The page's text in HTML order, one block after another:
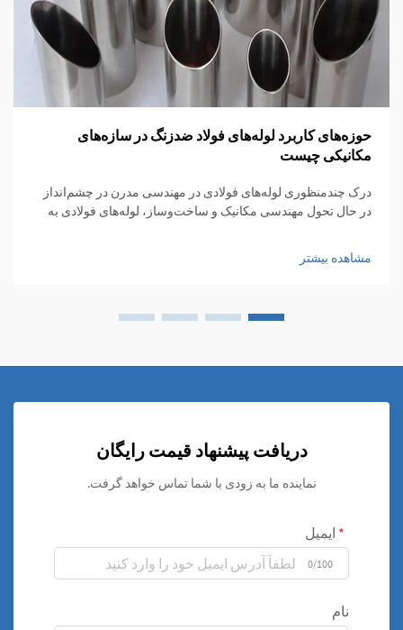
حوزه‌های کاربرد لوله‌های فولاد ضدزنگ در سازه‌های
مکانیکی چیست
درک چندمنظوری لوله‌های فولادی در مهندسی مدرن در چشم‌انداز
در حال تحول مهندسی مکانیک و ساخت‌وساز، لوله‌های فولادی به
چندمنظوری را با هم ترکیب می‌کنند...
مشاهده بیشتر
دریافت پیشنهاد قیمت رایگان
نماینده ما به زودی با شما تماس خواهد گرفت.
ایمیل
0/100
نام